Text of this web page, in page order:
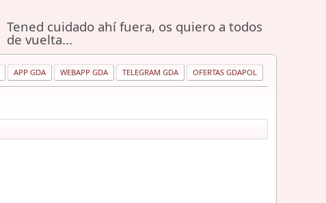
Tened cuidado ahí fuera, os quiero a todos
de vuelta...
APP GDA WEBAPP GDA TELEGRAM GDA OFERTAS GDAPOL